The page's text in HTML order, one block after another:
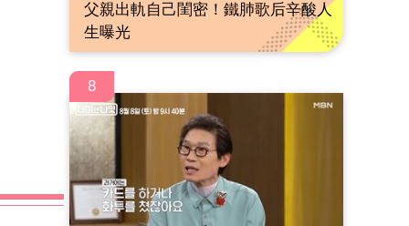
父親出軌自己閨密！鐵肺歌后辛酸人
生曝光
8